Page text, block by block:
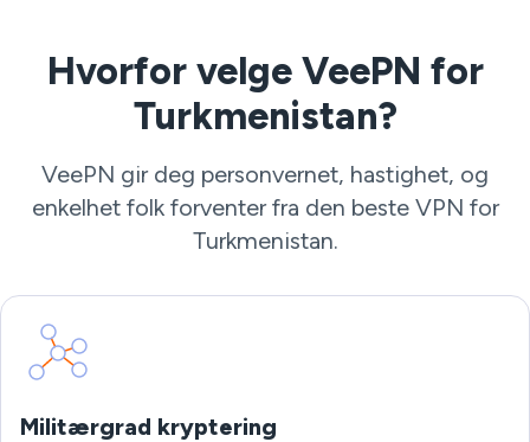
Hvorfor velge VeePN for
Turkmenistan?
VeePN gir deg personvernet, hastighet, og
enkelhet folk forventer fra den beste VPN for
Turkmenistan.
Militærgrad kryptering